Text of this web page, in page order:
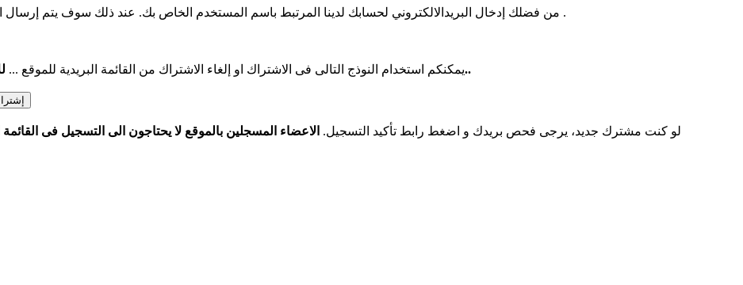
من فضلك إدخال البريدالالكتروني لحسابك لدينا المرتبط باسم المستخدم الخاص بك. عند ذلك سوف يتم إرسال اسم المستخدم الخاص بك الى عنوان البريد الكتروني الخاص بك .
يمكنكم استخدام النوذج التالى فى الاشتراك او إلغاء الاشتراك من القائمة البريدية للموقع ...للاشتراك بنشرة اخبار الموقع يرجى ادخال بريد اليكترونى صحيح..
لو كنت مشترك جديد، يرجى فحص بريدك و اضغط رابط تأكيد التسجيل. الاعضاء المسجلين بالموقع لا يحتاجون الى التسجيل فى